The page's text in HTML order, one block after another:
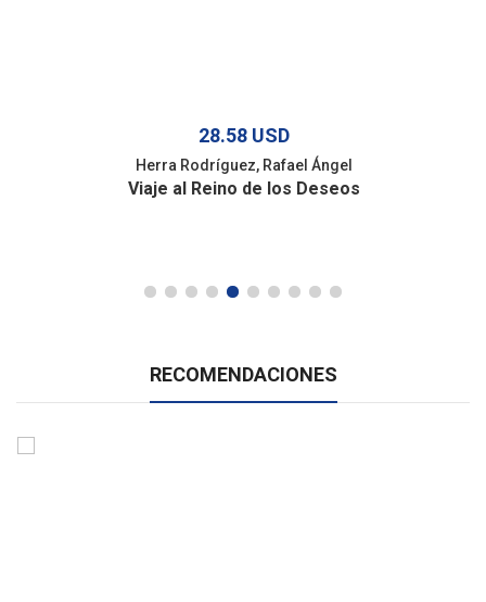
28.58 USD
Herra Rodríguez, Rafael Ángel
Viaje al Reino de los Deseos
RECOMENDACIONES